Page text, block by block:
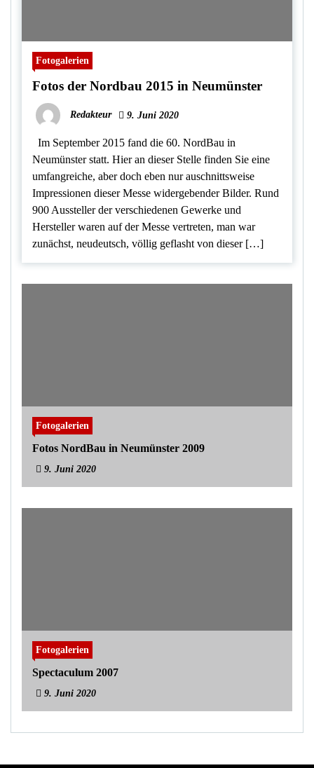
Fotogalerien
Fotos der Nordbau 2015 in Neumünster
Redakteur 9. Juni 2020
Im September 2015 fand die 60. NordBau in
Neumünster statt. Hier an dieser Stelle finden Sie eine
umfangreiche, aber doch eben nur auschnittsweise
Impressionen dieser Messe widergebender Bilder. Rund
900 Aussteller der verschiedenen Gewerke und
Hersteller waren auf der Messe vertreten, man war
zunächst, neudeutsch, völlig geflasht von dieser […]
Fotogalerien
Fotos NordBau in Neumünster 2009
9. Juni 2020
Fotogalerien
Spectaculum 2007
9. Juni 2020